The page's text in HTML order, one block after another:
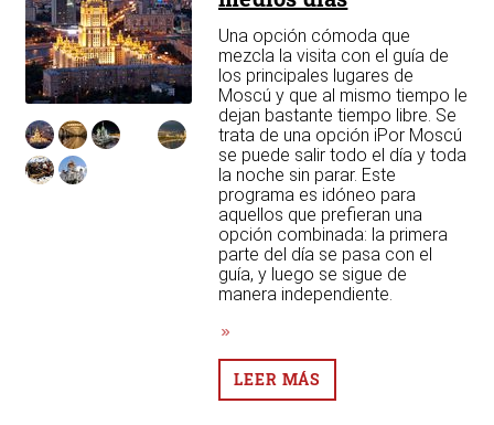
Una opción cómoda que
mezcla la visita con el guía de
los principales lugares de
Moscú y que al mismo tiempo le
dejan bastante tiempo libre. Se
trata de una opción iPor Moscú
se puede salir todo el día y toda
la noche sin parar. Este
programa es idóneo para
aquellos que prefieran una
opción combinada: la primera
parte del día se pasa con el
guía, y luego se sigue de
manera independiente.
LEER MÁS